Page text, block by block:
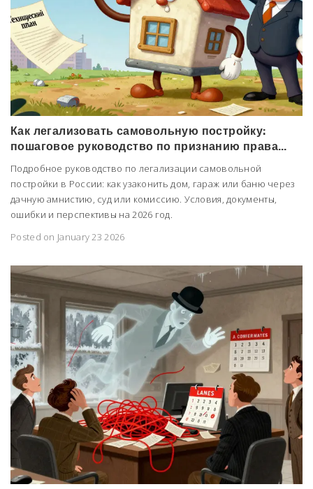
Как легализовать самовольную постройку:
пошаговое руководство по признанию права
собственности
Подробное руководство по легализации самовольной
постройки в России: как узаконить дом, гараж или баню через
дачную амнистию, суд или комиссию. Условия, документы,
ошибки и перспективы на 2026 год.
Posted on January 23 2026